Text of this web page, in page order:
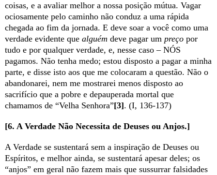
coisas, e a avaliar melhor a nossa posição mútua. Vagar
ociosamente pelo caminho não conduz a uma rápida
chegada ao fim da jornada. E deve soar a você como uma
verdade evidente que alguém deve pagar um preço por
tudo e por qualquer verdade, e, nesse caso – NÓS
pagamos. Não tenha medo; estou disposto a pagar a minha
parte, e disse isto aos que me colocaram a questão. Não o
abandonarei, nem me mostrarei menos disposto ao
sacrifício que a pobre e depauperada mortal que
chamamos de “Velha Senhora”[3]. (I, 136-137)
[6. A Verdade Não Necessita de Deuses ou Anjos.]
A Verdade se sustentará sem a inspiração de Deuses ou
Espíritos, e melhor ainda, se sustentará apesar deles; os
“anjos” em geral não fazem mais que sussurrar falsidades